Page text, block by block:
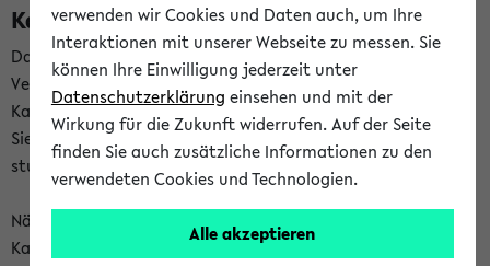
Kalenderintegration
Das eKVV bietet Ihnen die Möglichkeit,
Veranstaltungstermine in eine Vielzahl von
Kalenderanwendungen einzubinden. Auf diese Weise können
Sie einen gemeinsamen Überblick über Ihre privaten und
studienbezogenen Termine erhalten.
Näheres zu Vorteilen und Funktionsweise der
Kalenderintegration können Sie auf unserer
verwenden wir Cookies und Daten auch, um Ihre
Interaktionen mit unserer Webseite zu messen. Sie
können Ihre Einwilligung jederzeit unter
Datenschutzerklärung einsehen und mit der
Wirkung für die Zukunft widerrufen. Auf der Seite
finden Sie auch zusätzliche Informationen zu den
verwendeten Cookies und Technologien.
Alle akzeptieren